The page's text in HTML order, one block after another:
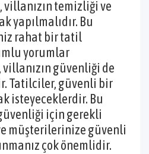
temizliği ve
yapılmalıdır. Bu
rahat bir tatil
yorumlar
güvenliği de
Tatilciler, güvenli bir
isteyeceklerdir. Bu
için gerekli
müşterilerinize güvenli
çok önemlidir.